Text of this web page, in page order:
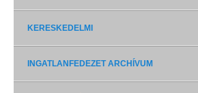
KERESKEDELMI
INGATLANFEDEZET ARCHÍVUM